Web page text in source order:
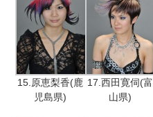
15.原恵梨香(鹿
児島県)
17.西田寛伺(富
山県)